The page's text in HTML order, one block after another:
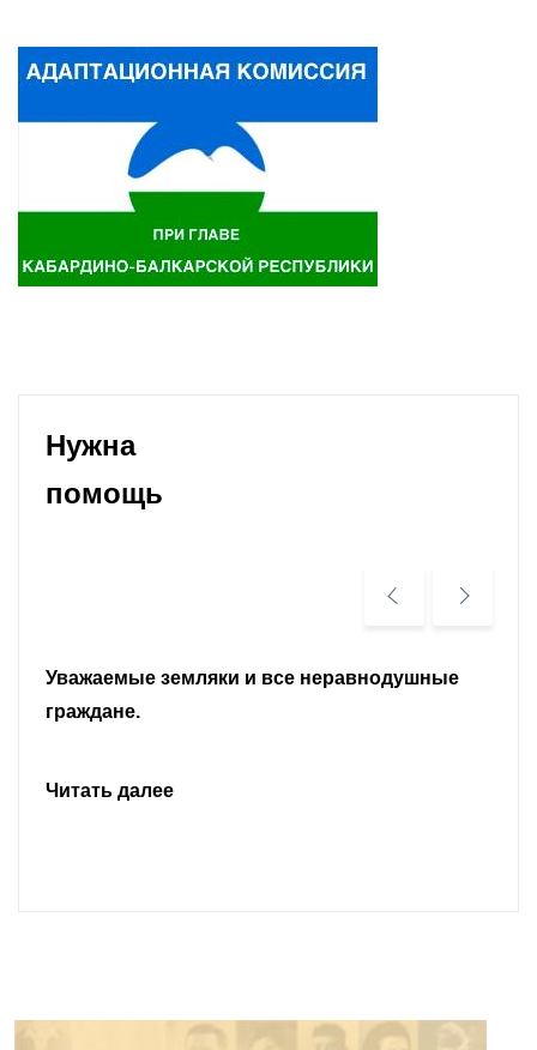
Нужна
помощь
Уважаемые земляки и все неравнодушные
граждане.
Читать далее